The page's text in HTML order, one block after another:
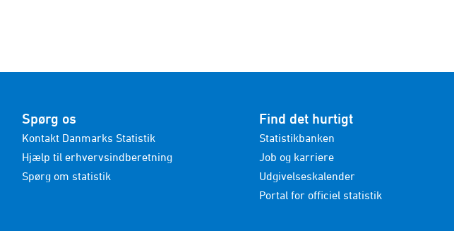
Spørg os
Kontakt Danmarks Statistik
Hjælp til erhvervsindberetning
Spørg om statistik
Find det hurtigt
Statistikbanken
Job og karriere
Udgivelseskalender
Portal for officiel statistik